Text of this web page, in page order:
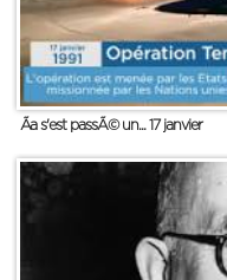
Ãa s'est passÃ© un... 17 janvier